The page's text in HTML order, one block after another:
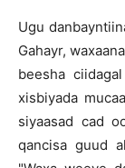
Ugu
Gahayr,
beesha
xisbiyada
siyaasad cad
qancisa guud